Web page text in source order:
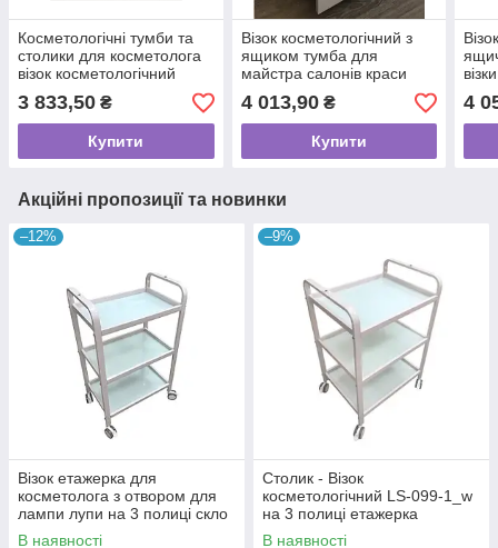
Косметологічні тумби та
столики для косметолога
візок косметологічний
VM915
3 833,50 ₴
Купити
Візок косметологічний з
ящиком тумба для
майстра салонів краси
VМ928
4 013,90₴
Купити
4
Акційні пропозиції та новинки
–12%
Візок етажерка для
косметолога з отвором для
лампи лупи на 3 полиці скло
столик мод.099 White
В наявності
–9%
Столик - Візок
косметологічний LS-099-1_w
на 3 полиці етажерка
косметолога з отвором для
В наявності